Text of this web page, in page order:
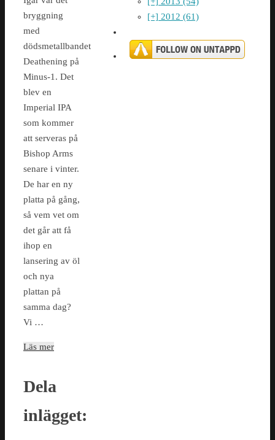
bryggning
med
dödsmetallbandet
Deathening på
Minus-1. Det
blev en
Imperial IPA
som kommer
att serveras på
Bishop Arms
senare i vinter.
De har en ny
platta på gång,
så vem vet om
det går att få
ihop en
lansering av öl
och nya
plattan på
samma dag?
Vi …
Läs mer
Dela
inlägget:
[+] 2012 (61)